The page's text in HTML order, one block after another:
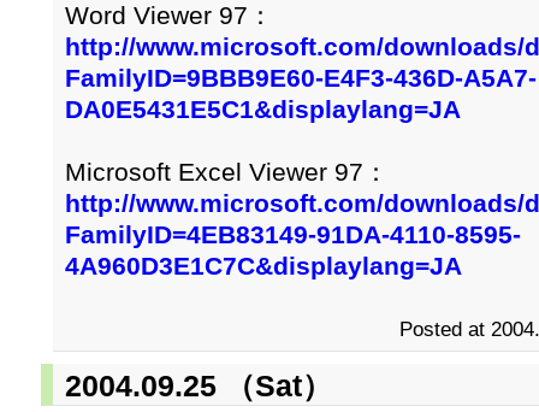
Word Viewer 97：
http://www.microsoft.com/downloads/
FamilyID=9BBB9E60-E4F3-436D-A5A7-
DA0E5431E5C1&displaylang=JA
Microsoft Excel Viewer 97：
http://www.microsoft.com/downloads/
FamilyID=4EB83149-91DA-4110-8595-
4A960D3E1C7C&displaylang=JA
Posted at
2004.09.25 （Sat）